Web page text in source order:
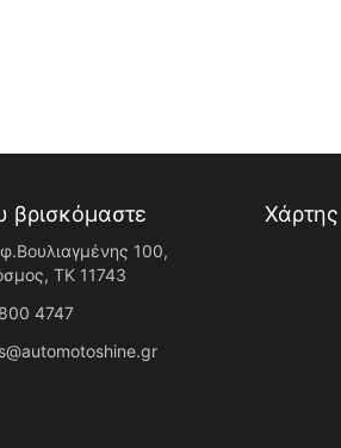
βρισκόμαστε
100,
ΤK 11743
4747
Χάρτης